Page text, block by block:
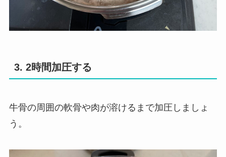
3. 2時間加圧する
牛骨の周囲の軟骨や肉が溶けるまで加圧しましょ
う。